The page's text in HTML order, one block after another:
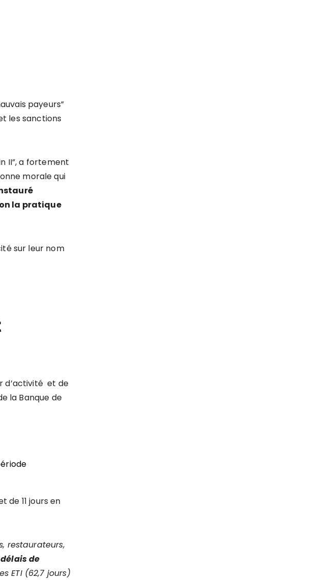
payeurs”
les sanctions
II”, a fortement
morale qui
la pratique
sur leur nom
d’activité et de
la Banque de
de 11 jours en
restaurateurs,
délais de
ETI (62,7 jours)